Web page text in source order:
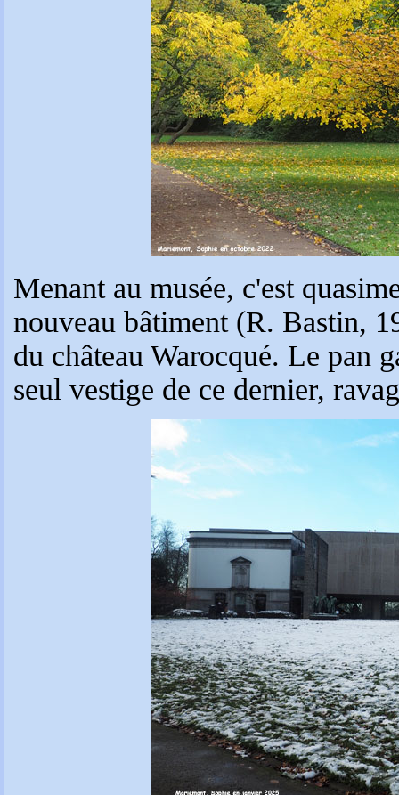
Menant au musée, c'est
nouveau bâtiment (R. Bastin,
du château Warocqué. Le pan
seul vestige de ce dernier,